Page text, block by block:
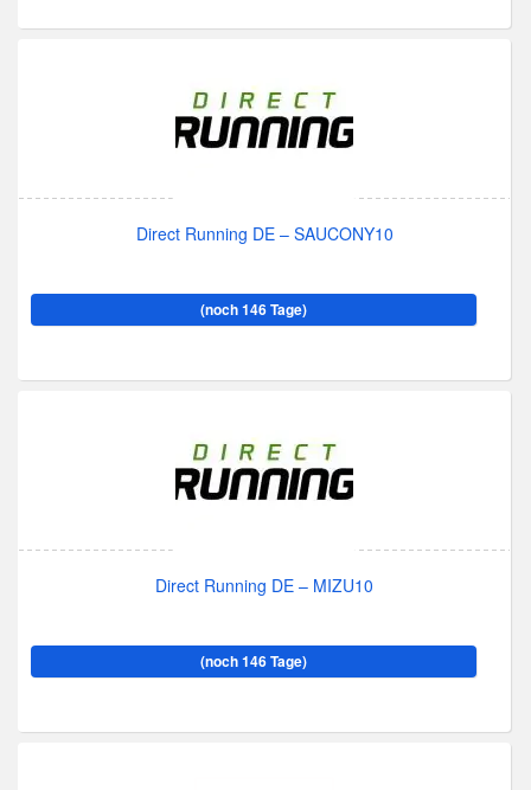
Direct Running DE – SAUCONY10
(noch 146 Tage)
Direct Running DE – MIZU10
(noch 146 Tage)